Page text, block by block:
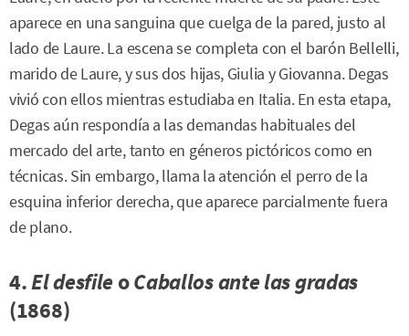
aparece en una sanguina que cuelga de la pared, justo al
lado de Laure. La escena se completa con el barón Bellelli,
marido de Laure, y sus dos hijas, Giulia y Giovanna. Degas
vivió con ellos mientras estudiaba en Italia. En esta etapa,
Degas aún respondía a las demandas habituales del
mercado del arte, tanto en géneros pictóricos como en
técnicas. Sin embargo, llama la atención el perro de la
esquina inferior derecha, que aparece parcialmente fuera
de plano.
4.El desfileoCaballos ante las gradas
(1868)